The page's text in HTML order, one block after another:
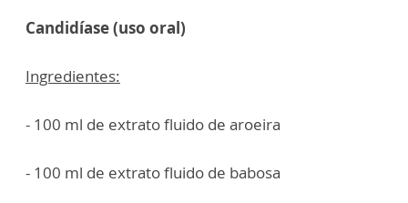
Candidíase (uso oral)
Ingredientes:
- 100 ml de extrato fluido de aroeira
- 100 ml de extrato fluido de babosa